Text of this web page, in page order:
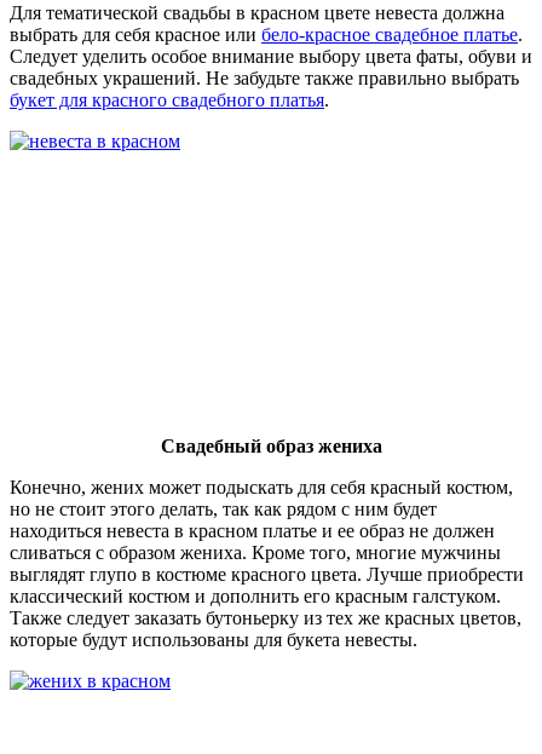
Для тематической свадьбы в красном цвете невеста должна
выбрать для себя красное или бело-красное свадебное платье.
Следует уделить особое внимание выбору цвета фаты, обуви и
свадебных украшений. Не забудьте также правильно выбрать
букет для красного свадебного платья.
Свадебный образ жениха
Конечно, жених может подыскать для себя красный костюм,
но не стоит этого делать, так как рядом с ним будет
находиться невеста в красном платье и ее образ не должен
сливаться с образом жениха. Кроме того, многие мужчины
выглядят глупо в костюме красного цвета. Лучше приобрести
классический костюм и дополнить его красным галстуком.
Также следует заказать бутоньерку из тех же красных цветов,
которые будут использованы для букета невесты.